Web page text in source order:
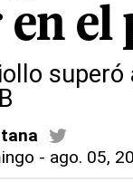
el
superó
- ago. 05,